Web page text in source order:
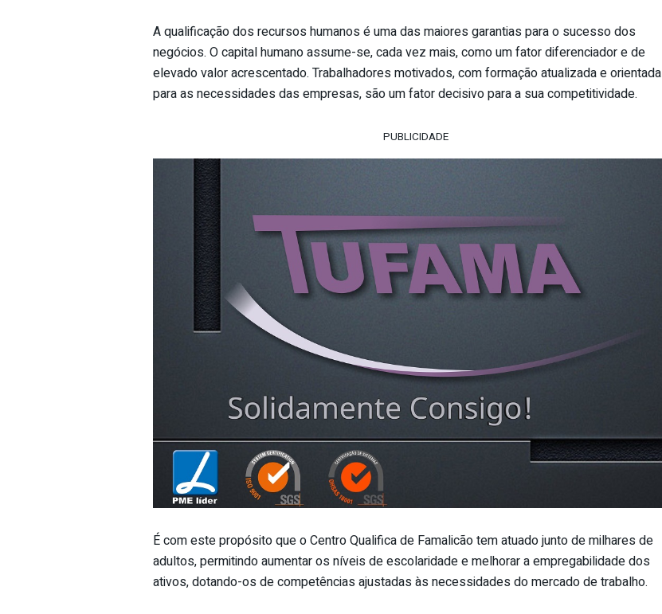
A qualificação dos recursos humanos é uma das maiores garantias para o sucesso dos
negócios. O capital humano assume-se, cada vez mais, como um fator diferenciador e de
elevado valor acrescentado. Trabalhadores motivados, com formação atualizada e orientada
para as necessidades das empresas, são um fator decisivo para a sua competitividade.
PUBLICIDADE
É com este propósito que o Centro Qualifica de Famalicão tem atuado junto de milhares de
adultos, permitindo aumentar os níveis de escolaridade e melhorar a empregabilidade dos
ativos, dotando-os de competências ajustadas às necessidades do mercado de trabalho.